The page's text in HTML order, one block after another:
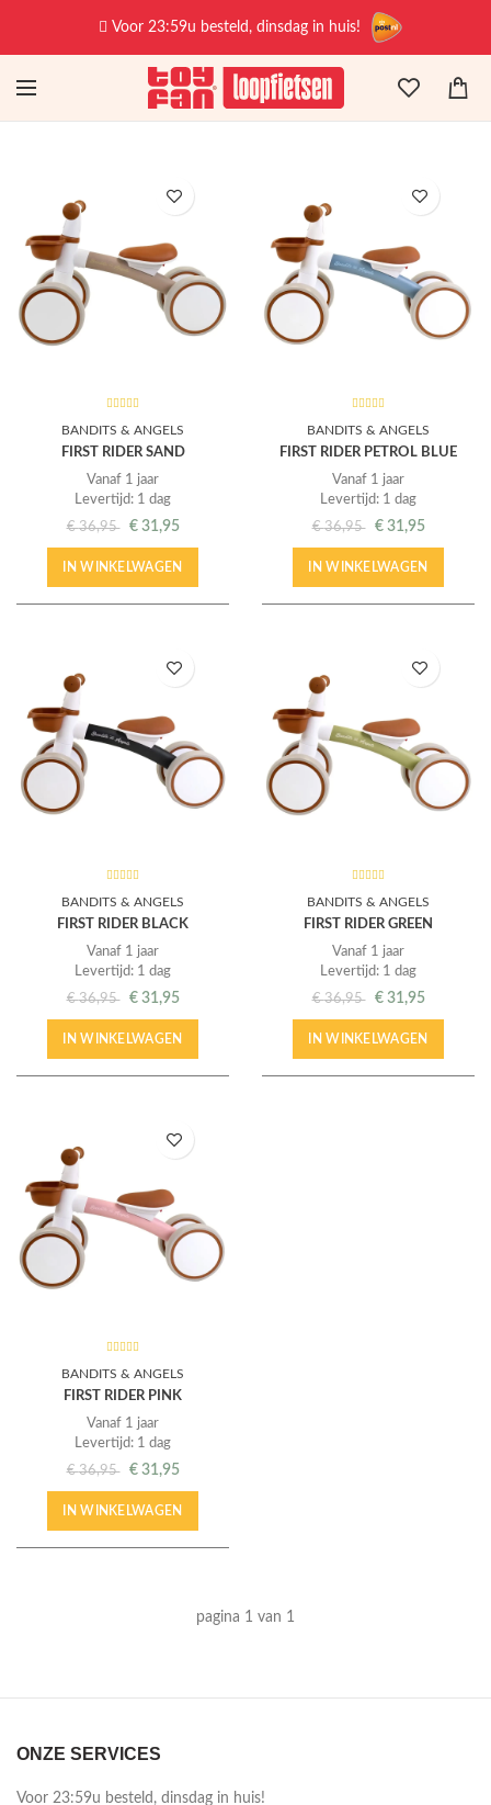
Voor 23:59u besteld, dinsdag in huis!
BANDITS & ANGELS
FIRST RIDER SAND
Vanaf 1 jaar
Levertijd: 1 dag
€36,95 € 31,95
IN WINKELWAGEN
BANDITS & ANGELS
FIRST RIDER PETROL BLUE
Vanaf 1 jaar
Levertijd: 1 dag
€36,95 € 31,95
IN WINKELWAGEN
BANDITS & ANGELS
FIRST RIDER BLACK
Vanaf 1 jaar
Levertijd: 1 dag
€36,95 € 31,95
IN WINKELWAGEN
BANDITS & ANGELS
FIRST RIDER GREEN
Vanaf 1 jaar
Levertijd: 1 dag
€36,95 € 31,95
IN WINKELWAGEN
BANDITS & ANGELS
FIRST RIDER PINK
Vanaf 1 jaar
Levertijd: 1 dag
€36,95 € 31,95
IN WINKELWAGEN
pagina 1 van 1
ONZE SERVICES
Voor 23:59u besteld, dinsdag in huis!